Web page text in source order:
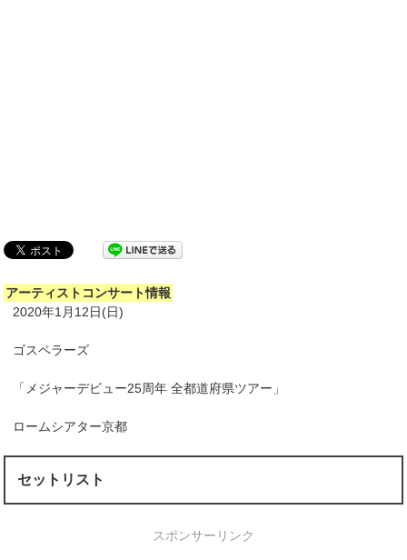
アーティストコンサート情報
2020年1月12日(日)
ゴスペラーズ
「メジャーデビュー25周年 全都道府県ツアー」
ロームシアター京都
セットリスト
スポンサーリンク